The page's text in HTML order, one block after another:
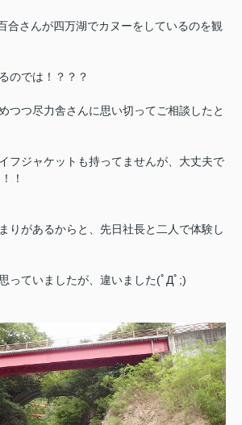
合さんが四万湖でカヌーをしているのを観
のでは！？？？
つつ尽力舎さんに思い切ってご相談したと
フジャケットも持ってませんが、大丈夫で
！
りがあるからと、先日社長と二人で体験し
っていましたが、違いました(ﾟДﾟ;)